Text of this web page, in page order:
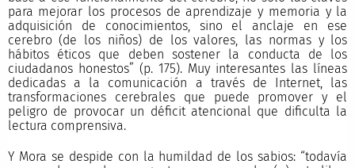
para mejorar los procesos de aprendizaje y memoria y la
adquisición de conocimientos, sino el anclaje en ese
cerebro (de los niños) de los valores, las normas y los
hábitos éticos que deben sostener la conducta de los
ciudadanos honestos” (p. 175). Muy interesantes las líneas
dedicadas a la comunicación a través de Internet, las
transformaciones cerebrales que puede promover y el
peligro de provocar un déficit atencional que dificulta la
lectura comprensiva.
Y Mora se despide con la humildad de los sabios: “todavía